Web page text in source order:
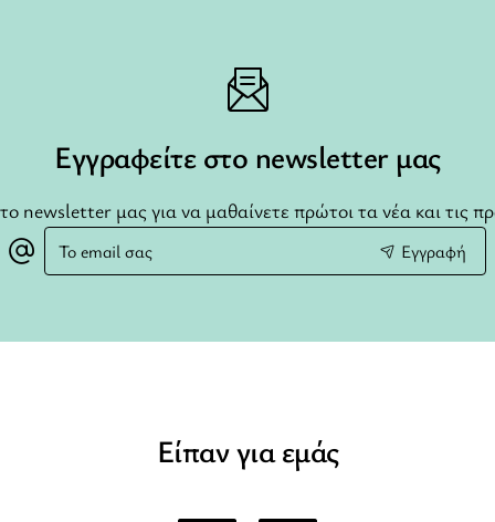
Εγγραφείτε στο newsletter μας
newsletter μας για να μαθαίνετε πρώτοι τα νέα και τις
Το
email
Εγγραφή
Είπαν για εμάς